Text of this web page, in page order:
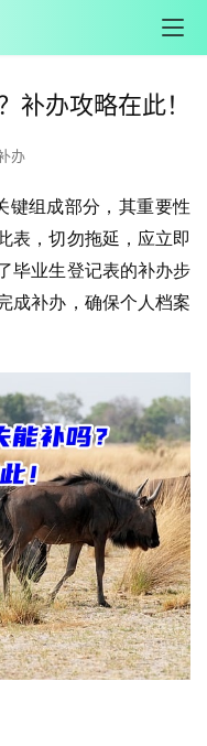
补办攻略在此！
办
表，切勿拖延，应立即
毕业生登记表的补办步
成补办，确保个人档案